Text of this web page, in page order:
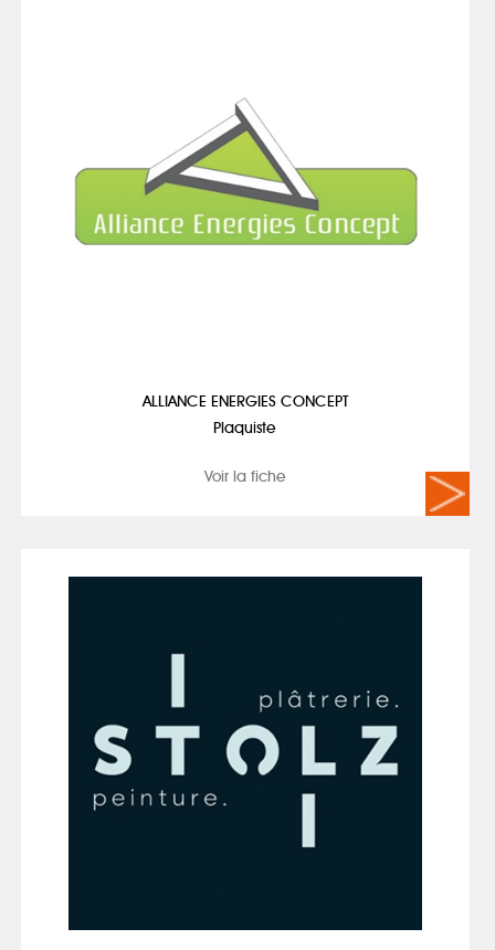
ALLIANCE ENERGIES CONCEPT
Plaquiste
Voir la fiche